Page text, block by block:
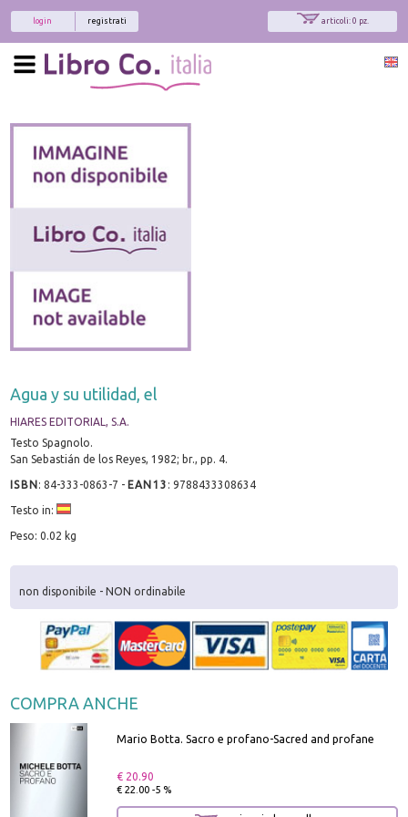
articoli: 0 pz.
registrati
login
Agua y su utilidad, el
HIARES EDITORIAL, S.A.
Testo Spagnolo.
San Sebastián de los Reyes, 1982; br., pp. 4.
ISBN:84-333-0863-7 - EAN13 :9788433308634
Testo in:
Peso: 0.02 kg
non disponibile - NON ordinabile
COMPRA ANCHE
Mario Botta. Sacro e profano-Sacred and profane
€ 20.90
€ 22.00 -5 %